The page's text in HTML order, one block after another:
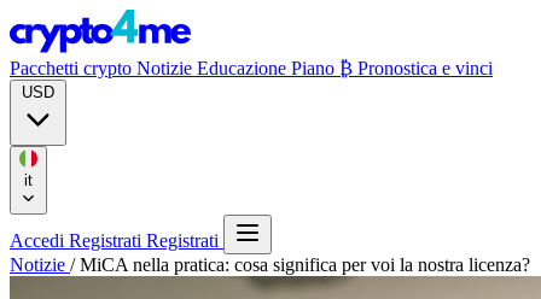
Pacchetti crypto Notizie Educazione Piano ₿ Pronostica e vinci
Accedi Registrati Registrati
Notizie / MiCA nella pratica: cosa significa per voi la nostra licenza?